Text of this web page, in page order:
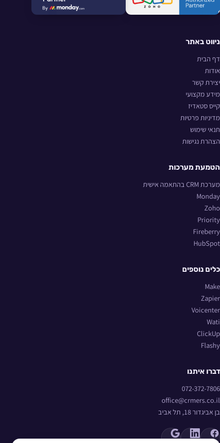
ניווט באתר
דף הבית
אודות
יצירת קשר
מידע מקצועי
קייס סטאדיז
מדיניות פרטיות
תנאי שימוש
הצהרת נגישות
הטמעת מערכות
מערכת CRM בהתאמה אישית
Monday
Zoho
Priority
Fireberry
HubSpot
כלים נוספים
Make
Zapier
Voicenter
Wati
ClickUp
Flashy
דברו איתנו
072-372-7806
office@crmers.co.il
בן אביגדור 18, תל אביב